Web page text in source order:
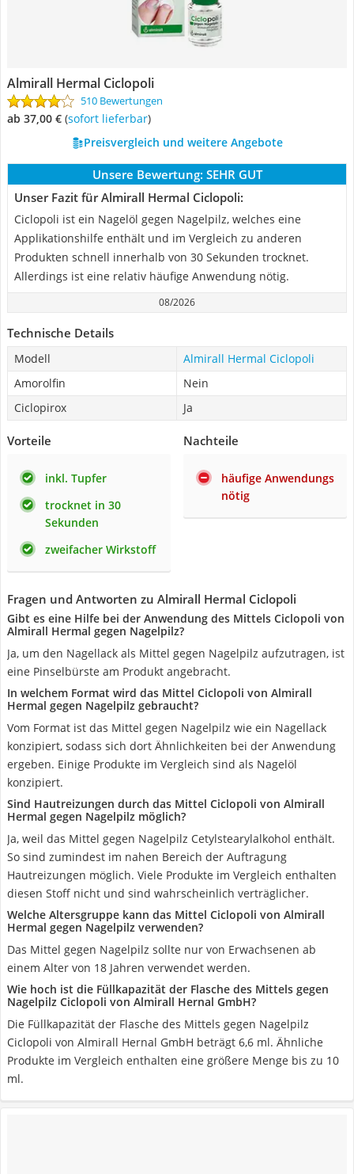
Almirall Hermal Ciclopoli
510 Bewertungen
ab 37,00 € ( Sofort lieferbar)
Preisvergleich und weitere Angebote
Unsere Bewertung: SEHR GUT
Unser Fazit für Almirall Hermal Ciclopoli:
Ciclopoli ist ein Nagelöl gegen Nagelpilz, welches eine
Applikationshilfe enthält und im Vergleich zu anderen
Produkten schnell innerhalb von 30 Sekunden trocknet.
Allerdings ist eine relativ häufige Anwendung nötig.
08/2026
Technische Details
Modell
Almirall Hermal Ciclopoli
Amorolfin
Nein
Ciclopirox
Ja
Vorteile
inkl. Tupfer
trocknet in 30
Sekunden
zweifacher Wirkstoff
Nachteile
häufige Anwendungs
nötig
Fragen und Antworten zu Almirall Hermal Ciclopoli
Gibt es eine Hilfe bei der Anwendung des Mittels Ciclopoli von
Almirall Hermal gegen Nagelpilz?
Ja, um den Nagellack als Mittel gegen Nagelpilz aufzutragen, ist
eine Pinselbürste am Produkt angebracht.
In welchem Format wird das Mittel Ciclopoli von Almirall
Hermal gegen Nagelpilz gebraucht?
Vom Format ist das Mittel gegen Nagelpilz wie ein Nagellack
konzipiert, sodass sich dort Ähnlichkeiten bei der Anwendung
ergeben. Einige Produkte im Vergleich sind als Nagelöl
konzipiert.
Sind Hautreizungen durch das Mittel Ciclopoli von Almirall
Hermal gegen Nagelpilz möglich?
Ja, weil das Mittel gegen Nagelpilz Cetylstearylalkohol enthält.
So sind zumindest im nahen Bereich der Auftragung
Hautreizungen möglich. Viele Produkte im Vergleich enthalten
diesen Stoff nicht und sind wahrscheinlich verträglicher.
Welche Altersgruppe kann das Mittel Ciclopoli von Almirall
Hermal gegen Nagelpilz verwenden?
Das Mittel gegen Nagelpilz sollte nur von Erwachsenen ab
einem Alter von 18 Jahren verwendet werden.
Wie hoch ist die Füllkapazität der Flasche des Mittels gegen
Nagelpilz Ciclopoli von Almirall Hernal GmbH?
Die Füllkapazität der Flasche des Mittels gegen Nagelpilz
Ciclopoli von Almirall Hernal GmbH beträgt 6,6 ml. Ähnliche
Produkte im Vergleich enthalten eine größere Menge bis zu 10
ml.